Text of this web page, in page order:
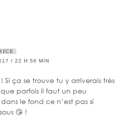
/ 22 H 56 MIN
Si ça se trouve tu y arriverais très
parfois il faut un peu
le fond ce n’est pas si
😘 !